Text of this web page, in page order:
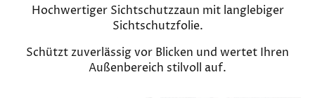
Hochwertiger Sichtschutzzaun mit langlebiger
Sichtschutzfolie.
Schützt zuverlässig vor Blicken und wertet Ihren
Außenbereich stilvoll auf.